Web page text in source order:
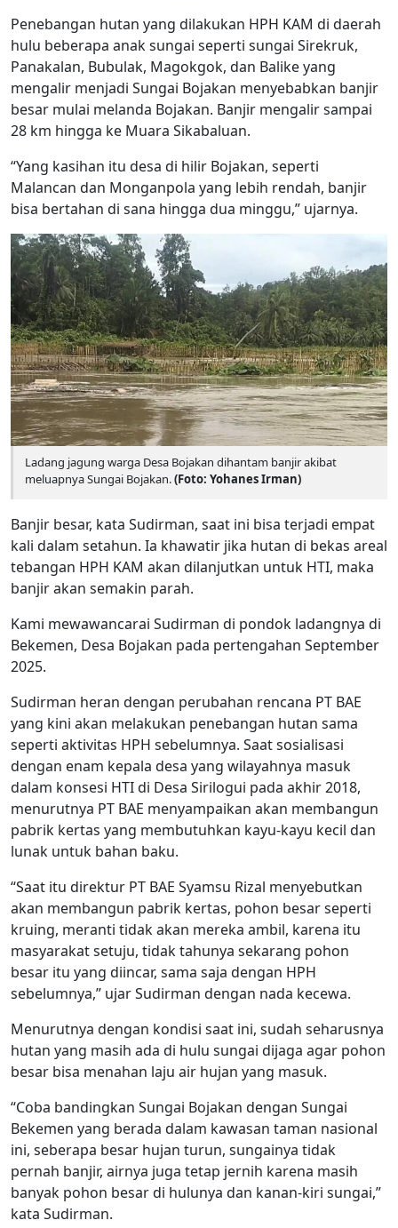
Penebangan hutan yang dilakukan HPH KAM di daerah
hulu beberapa anak sungai seperti sungai Sirekruk,
Panakalan, Bubulak, Magokgok, dan Balike yang
mengalir menjadi Sungai Bojakan menyebabkan banjir
besar mulai melanda Bojakan. Banjir mengalir sampai
28 km hingga ke Muara Sikabaluan.
“Yang kasihan itu desa di hilir Bojakan, seperti
Malancan dan Monganpola yang lebih rendah, banjir
bisa bertahan di sana hingga dua minggu,” ujarnya.
Ladang jagung warga Desa Bojakan dihantam banjir akibat
meluapnya Sungai Bojakan.(Foto: Yohanes Irman)
Banjir besar, kata Sudirman, saat ini bisa terjadi empat
kali dalam setahun. Ia khawatir jika hutan di bekas areal
tebangan HPH KAM akan dilanjutkan untuk HTI, maka
banjir akan semakin parah.
Kami mewawancarai Sudirman di pondok ladangnya di
Bekemen, Desa Bojakan pada pertengahan September
2025.
Sudirman heran dengan perubahan rencana PT BAE
yang kini akan melakukan penebangan hutan sama
seperti aktivitas HPH sebelumnya. Saat sosialisasi
dengan enam kepala desa yang wilayahnya masuk
dalam konsesi HTI di Desa Sirilogui pada akhir 2018,
menurutnya PT BAE menyampaikan akan membangun
pabrik kertas yang membutuhkan kayu-kayu kecil dan
lunak untuk bahan baku.
“Saat itu direktur PT BAE Syamsu Rizal menyebutkan
akan membangun pabrik kertas, pohon besar seperti
kruing, meranti tidak akan mereka ambil, karena itu
masyarakat setuju, tidak tahunya sekarang pohon
besar itu yang diincar, sama saja dengan HPH
sebelumnya,” ujar Sudirman dengan nada kecewa.
Menurutnya dengan kondisi saat ini, sudah seharusnya
hutan yang masih ada di hulu sungai dijaga agar pohon
besar bisa menahan laju air hujan yang masuk.
“Coba bandingkan Sungai Bojakan dengan Sungai
Bekemen yang berada dalam kawasan taman nasional
ini, seberapa besar hujan turun, sungainya tidak
pernah banjir, airnya juga tetap jernih karena masih
banyak pohon besar di hulunya dan kanan-kiri sungai,”
kata Sudirman.